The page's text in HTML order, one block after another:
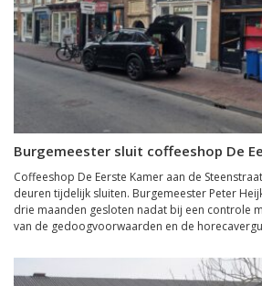
Burgemeester sluit coffeeshop De
Coffeeshop De Eerste Kamer aan de
deuren tijdelijk sluiten. Burgemeester Peter
drie maanden gesloten nadat bij een controle
van de gedoogvoorwaarden en de